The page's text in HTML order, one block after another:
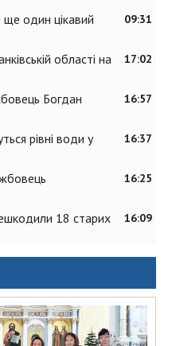
09:31
один цікавий
17:02
області на
16:57
Богдан
16:37
рівні води у
16:25
16:09
18 старих